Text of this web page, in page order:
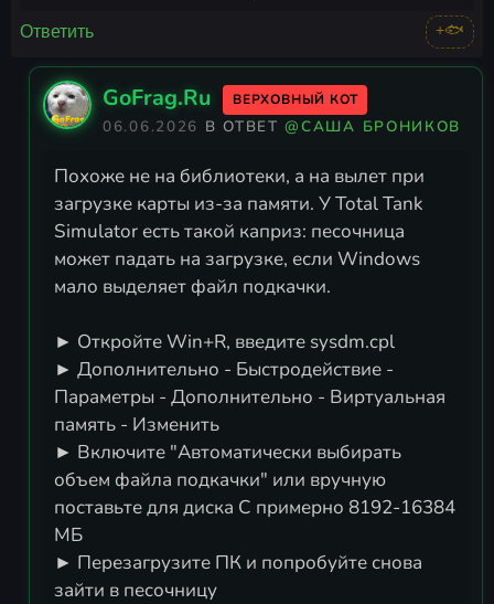
Ответить +🐟
GoFrag.Ru ВЕРХОВНЫЙ КОТ
06.06.2026 В ОТВЕТ@САША БРОНИКОВ
Похоже не на библиотеки, а на вылет при
загрузке карты из-за памяти. У Total Tank
Simulator есть такой каприз: песочница
может падать на загрузке, если Windows
мало выделяет файл подкачки.
► Откройте Win+R, введите sysdm.cpl
► Дополнительно - Быстродействие -
Параметры - Дополнительно - Виртуальная
память - Изменить
► Включите "Автоматически выбирать
объем файла подкачки" или вручную
поставьте для диска C примерно 8192-16384
МБ
► Перезагрузите ПК и попробуйте снова
зайти в песочницу